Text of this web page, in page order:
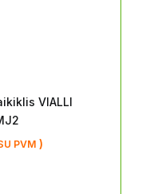
VIALLI
PVM)